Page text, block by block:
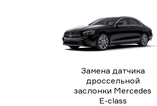
Замена датчика
дроссельной
заслонки Mercedes
E-class